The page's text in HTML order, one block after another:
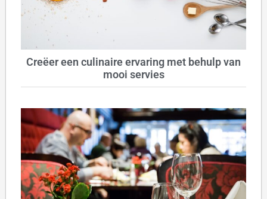
Creëer een culinaire ervaring met behulp van
mooi servies